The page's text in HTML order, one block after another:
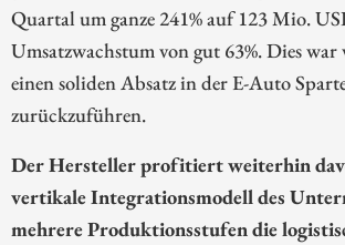
Quartal um ganze 241% auf 123 Mio.
Umsatzwachstum von gut 63%. Dies
einen soliden Absatz in der E-Auto
zurückzuführen.
Der Hersteller profitiert weiterhin
vertikale Integrationsmodell des
mehrere Produktionsstufen die